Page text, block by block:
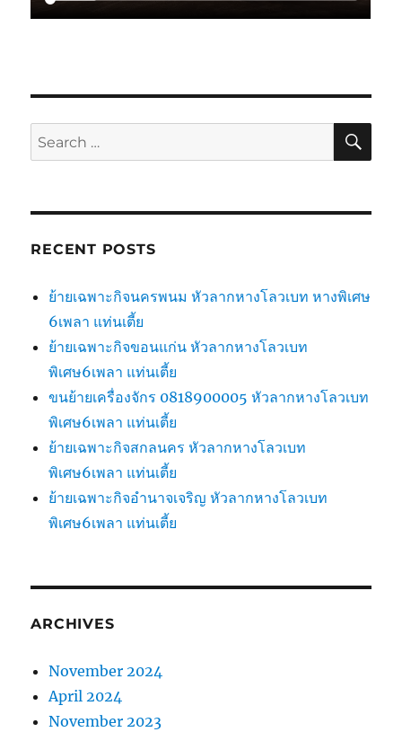
Search
for:
RECENT POSTS
ย้ายเฉพาะกิจนครพนม หัวลากหางโลวเบท หางพิเศษ
6เพลา แท่นเตี้ย
ย้ายเฉพาะกิจขอนแก่น หัวลากหางโลวเบท
พิเศษ6เพลา แท่นเตี้ย
ขนย้ายเครื่องจักร 0818900005 หัวลากหางโลวเบท
พิเศษ6เพลา แท่นเตี้ย
ย้ายเฉพาะกิจสกลนคร หัวลากหางโลวเบท
พิเศษ6เพลา แท่นเตี้ย
ย้ายเฉพาะกิจอำนาจเจริญ หัวลากหางโลวเบท
พิเศษ6เพลา แท่นเตี้ย
ARCHIVES
November 2024
April 2024
November 2023